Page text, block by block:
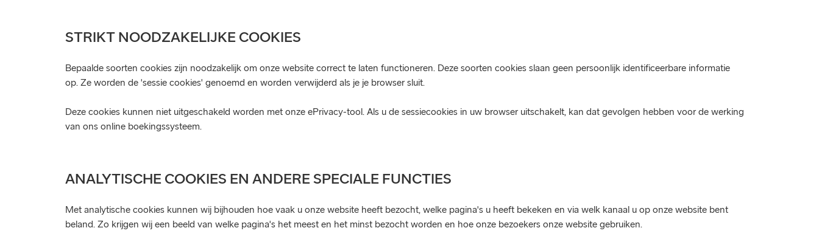
STRIKT NOODZAKELIJKE COOKIES
Bepaalde soorten cookies zijn noodzakelijk om onze website correct te laten functioneren. Deze soorten cookies slaan geen persoonlijk identificeerbare informatie
op. Ze worden de 'sessie cookies' genoemd en worden verwijderd als je je browser sluit.
Deze cookies kunnen niet uitgeschakeld worden met onze ePrivacy-tool. Als u de sessiecookies in uw browser uitschakelt, kan dat gevolgen hebben voor de werking
van ons online boekingssysteem.
ANALYTISCHE COOKIES EN ANDERE SPECIALE FUNCTIES
Met analytische cookies kunnen wij bijhouden hoe vaak u onze website heeft bezocht, welke pagina's u heeft bekeken en via welk kanaal u op onze website bent
beland. Zo krijgen wij een beeld van welke pagina's het meest en het minst bezocht worden en hoe onze bezoekers onze website gebruiken.